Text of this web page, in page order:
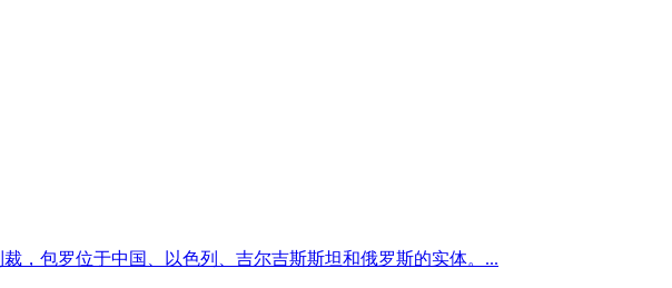
，包罗位于中国、以色列、吉尔吉斯斯坦和俄罗斯的实体。...